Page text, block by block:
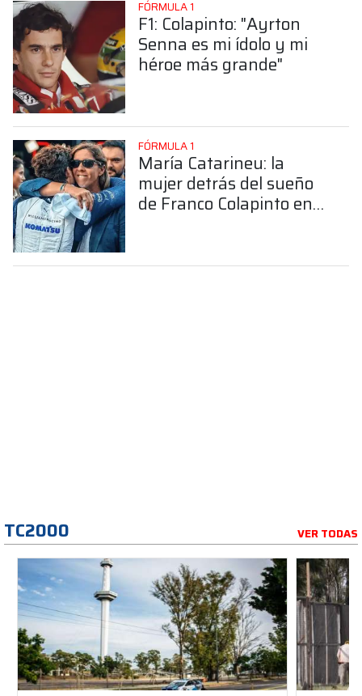
FÓRMULA 1
F1: Colapinto: "Ayrton
Senna es mi ídolo y mi
héroe más grande"
FÓRMULA 1
María Catarineu: la
mujer detrás del sueño
de Franco Colapinto en
TC2000 VER TODAS